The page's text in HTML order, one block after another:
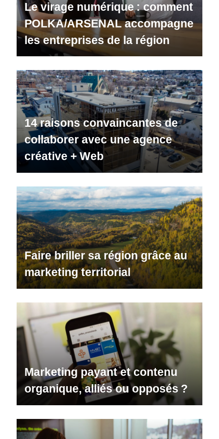
Carrière
Instagram
Le virage numérique : comment
POLKA/ARSENAL accompagne
les entreprises de la région
14 raisons convaincantes de
collaborer avec une agence
créative + Web
Faire briller sa région grâce au
marketing territorial
Marketing payant et contenu
organique, alliés ou opposés ?